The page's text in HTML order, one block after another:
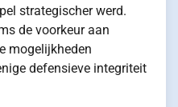
strategischer werd.
de voorkeur aan
mogelijkheden
defensieve integriteit